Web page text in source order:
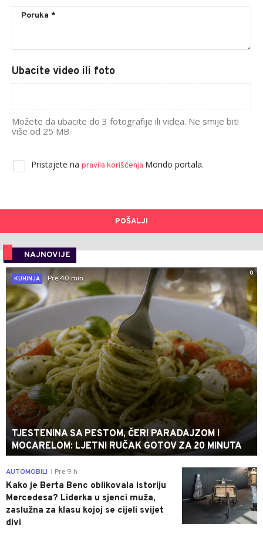
Ubacite video ili foto
Možete da ubacite do 3 fotografije ili videa. Ne smije biti
više od 25 MB.
Pristajete na pravila korišćenja Mondo portala.
POŠALJI
NAJNOVIJE
0
KUHINJA
Pre 40 min
TJESTENINA SA PESTOM, ČERI PARADAJZOM I
MOCARELOM: LJETNI RUČAK GOTOV ZA 20 MINUTA
0
AUTOMOBILI Pre 9 h
Kako je Berta Benc oblikovala istoriju
Mercedesa? Liderka u sjenci muža,
zaslužna za klasu kojoj se cijeli svijet
divi